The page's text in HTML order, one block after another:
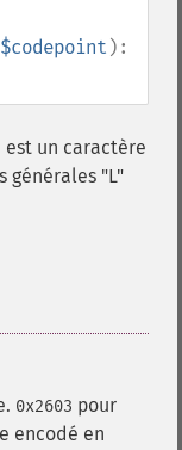
$codepoint ):
un caractère
générales "L"
0x2603 pour
encodé en